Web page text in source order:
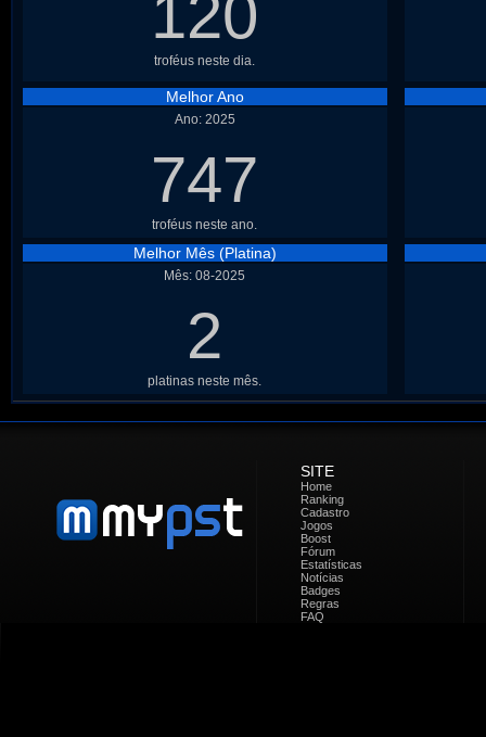
120
troféus neste dia.
Melhor Ano
Ano: 2025
747
troféus neste ano.
Melhor Mês (Platina)
Mês: 08-2025
2
platinas neste mês.
SITE
Home
Ranking
Cadastro
Jogos
Boost
Fórum
Estatísticas
Notícias
Badges
Regras
FAQ